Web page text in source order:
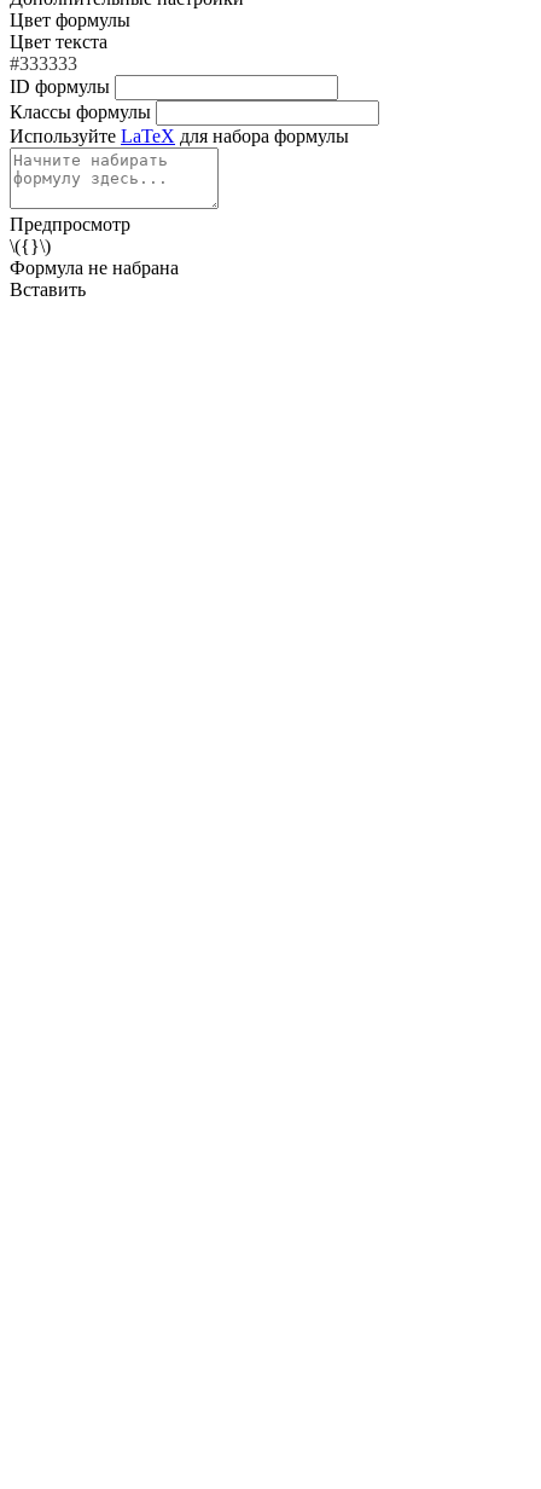
Цвет формулы
Цвет текста
#333333
ID формулы
Классы формулы
Используйте LaTeX для набора формулы
Предпросмотр
\({}\)
Формула не набрана
Вставить